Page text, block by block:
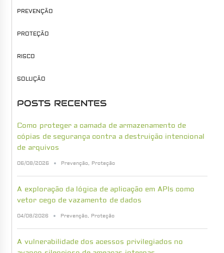
PREVENÇÃO
PROTEÇÃO
RISCO
SOLUÇÃO
POSTS RECENTES
Como proteger a camada de armazenamento de
cópias de segurança contra a destruição intencional
de arquivos
06/08/2026 Prevenção, Proteção
A exploração da lógica de aplicação em APIs como
vetor cego de vazamento de dados
04/08/2026 Prevenção, Proteção
A vulnerabilidade dos acessos privilegiados no